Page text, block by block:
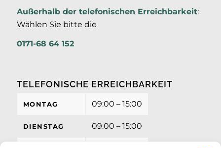
Außerhalb der telefonischen Erreichbarkeit:
Wählen Sie bitte die
0171-68 64 152
TELEFONISCHE ERREICHBARKEIT
MONTAG 09:00 – 15:00
DIENSTAG 09:00 – 15:00